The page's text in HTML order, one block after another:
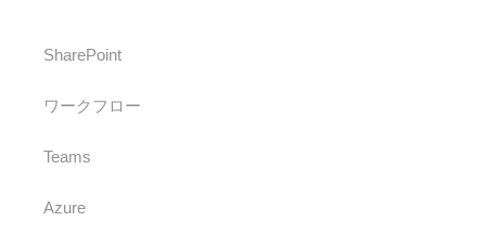
SharePoint
ワークフロー
Teams
Azure